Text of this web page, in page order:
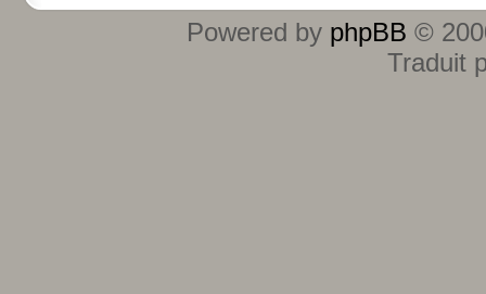
Powered by phpBB ©
Traduit